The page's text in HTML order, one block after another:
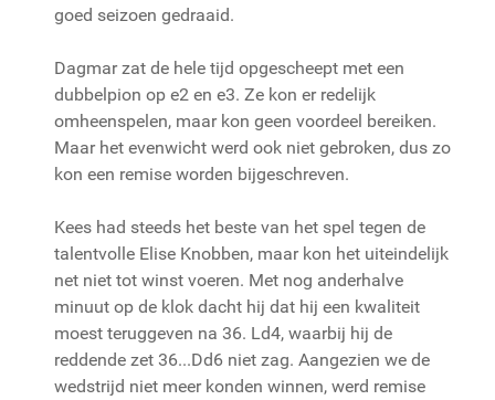
goed seizoen gedraaid.
Dagmar zat de hele tijd opgescheept met een
dubbelpion op e2 en e3. Ze kon er redelijk
omheenspelen, maar kon geen voordeel bereiken.
Maar het evenwicht werd ook niet gebroken, dus zo
kon een remise worden bijgeschreven.
Kees had steeds het beste van het spel tegen de
talentvolle Elise Knobben, maar kon het uiteindelijk
net niet tot winst voeren. Met nog anderhalve
minuut op de klok dacht hij dat hij een kwaliteit
moest teruggeven na 36. Ld4, waarbij hij de
reddende zet 36...Dd6 niet zag. Aangezien we de
wedstrijd niet meer konden winnen, werd remise